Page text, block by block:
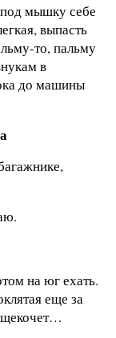
мышку себе
выпасть
то, пальму
в
до машины
на юг ехать.
еще за